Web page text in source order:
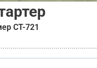
СТ-721